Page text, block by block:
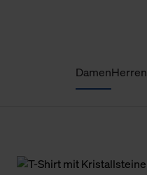
DamenHerren